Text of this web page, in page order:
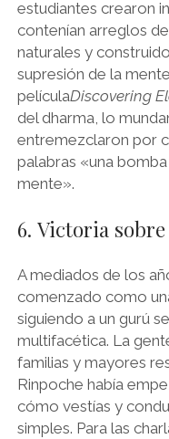
estudiantes crearon
contenían arreglos
naturales y
supresión de la
películaDiscovering
del dharma, lo
entremezclaron por
palabras «una
mente».
6. Victoria
A mediados de los
comenzado como
siguiendo a un gurú
multifacética. La
familias y mayores
Rinpoche había
cómo vestías y
simples. Para las